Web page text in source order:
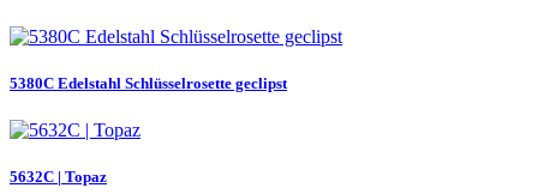
5380C Edelstahl Schlüsselrosette geclipst
5632C | Topaz